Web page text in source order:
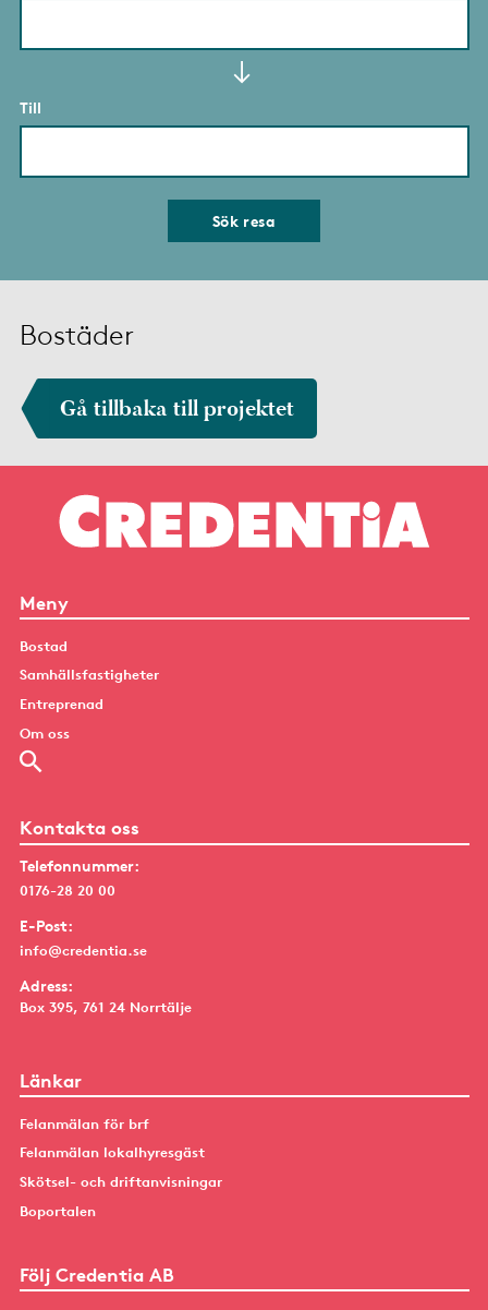
Till
Sök resa
Bostäder
Gå tillbaka till projektet
Meny
Bostad
Samhällsfastigheter
Entreprenad
Om oss
Kontakta oss
Telefonnummer:
0176-28 20 00
E-Post:
info@credentia.se
Adress:
Box 395, 761 24 Norrtälje
Länkar
Felanmälan för brf
Felanmälan lokalhyresgäst
Skötsel- och driftanvisningar
Boportalen
Följ Credentia AB